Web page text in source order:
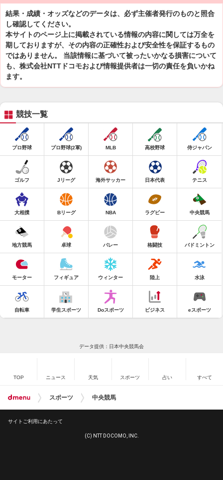
結果・成績・オッズなどのデータは、必ず主催者発行のものと照合
し確認してください。
本サイトのページ上に掲載されている情報の内容に関しては万全を
期しておりますが、その内容の正確性および安全性を保証するもの
ではありません。 当該情報に基づいて被ったいかなる損害について
も、株式会社NTTドコモおよび情報提供者は一切の責任を負いかね
ます。
競技一覧
プロ野球 プロ野球(2軍) MLB 高校野球 侍ジャパン
ゴルフ Jリーグ 海外サッカー 日本代表 テニス
大相撲 Bリーグ NBA ラグビー 中央競馬
地方競馬 卓球 バレー 格闘技 バドミントン
モーター フィギュア ウィンター 陸上 水泳
自転車 学生スポーツ Doスポーツ ビジネス eスポーツ
データ提供：日本中央競馬会
TOP ニュース 天気 スポーツ 占い すべて
スポーツ 中央競馬
サイトご利用にあたって
(C) NTT DOCOMO, INC.